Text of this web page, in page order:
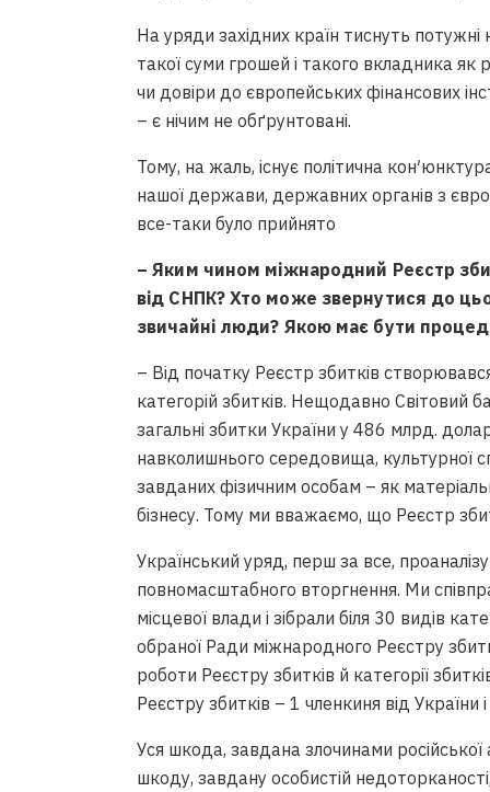
На уряди західних країн тиснуть потужні
такої суми грошей і такого вкладника як
чи довіри до європейських фінансових
– є нічим не обґрунтовані.
Тому, на жаль, існує політична
нашої держави, державних органів з
все-таки було прийнято
– Яким чином міжнародний Реєстр
від СНПК? Хто може звернутися до
звичайні люди? Якою має бути
– Від початку Реєстр збитків
категорій збитків. Нещодавно Світовий
загальні збитки України у 486 млрд.
навколишнього середовища, культурної
завданих фізичним особам – як
бізнесу. Тому ми вважаємо, що Реєстр
Український уряд, перш за все,
повномасштабного вторгнення. Ми
місцевої влади і зібрали біля 30 видів
обраної Ради міжнародного Реєстру
роботи Реєстру збитків й категорії
Реєстру збитків – 1 членкиня від
Уся шкода, завдана злочинами
шкоду, завдану особистій
системи побудови СРО, –
Вiдео • НААКУ
Борг-review. Розмова з Андрієм
Борг-review. Розмова з Андрієм
Вiдео • НААКУ